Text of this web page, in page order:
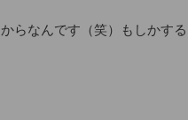
らなんです（笑）もしかする